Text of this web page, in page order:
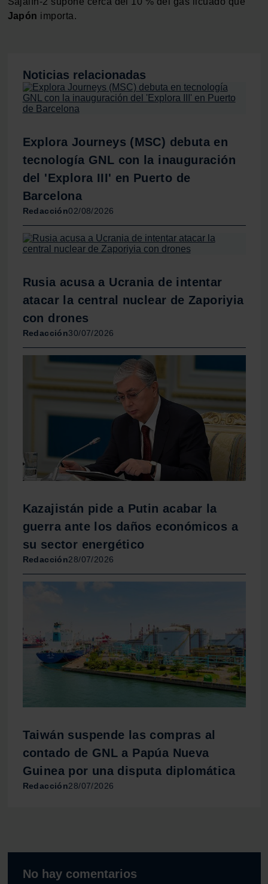
Las cookies de este sitio web se usan para personalizar
el contenido y los anuncios, ofrecer funciones de redes
web, quienes pueden combinarla con otra información
que les haya proporcionado o que hayan recopilado a
partir del uso que haya hecho de sus servicios.
Japón importa.
Noticias relacionadas
Explora Journeys (MSC) debuta en
tecnología GNL con la inauguración
del 'Explora III' en Puerto de
Barcelona
Redacción02/08/2026
Rusia acusa a Ucrania de intentar
atacar la central nuclear de Zaporiyia
con drones
Redacción30/07/2026
Kazajistán pide a Putin acabar la
guerra ante los daños económicos a
su sector energético
Redacción28/07/2026
Taiwán suspende las compras al
contado de GNL a Papúa Nueva
Guinea por una disputa diplomática
Redacción28/07/2026
No hay comentarios